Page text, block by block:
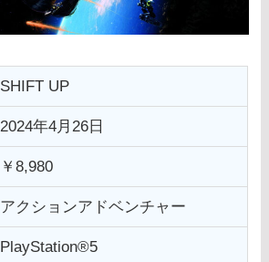
SHIFT UP
2024年4月26日
￥8,980
アクションアドベンチャー
PlayStation®5